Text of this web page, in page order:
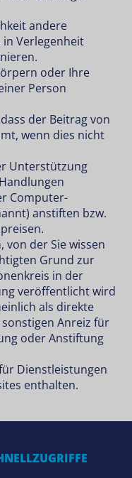
andere
Verlegenheit
oder Ihre
Person
der Beitrag von
wenn dies nicht
Unterstützung
Computer-
anstiften bzw.
von der Sie wissen
Grund zur
in der
veröffentlicht wird
als direkte
Anreiz für
oder Anstiftung
Dienstleistungen
enthalten.